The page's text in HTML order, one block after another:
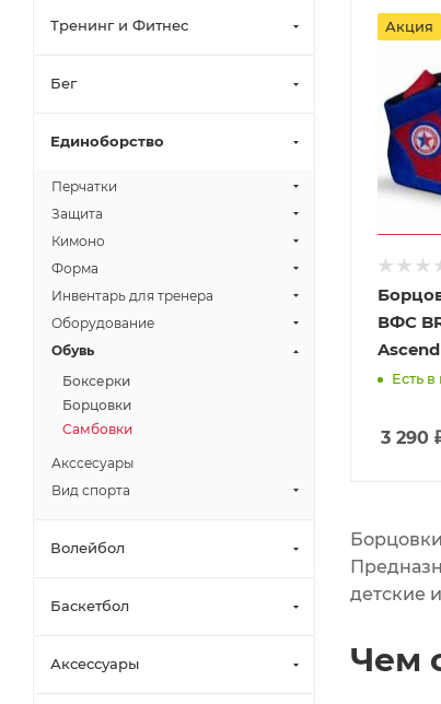
Акция
ВФС
Есть
3 290
детские
Чем
Тренинг и Фитнес
Бег
Единоборство
Перчатки
Защита
Кимоно
Форма
Инвентарь для тренера
Оборудование
Обувь
Боксерки
Борцовки
Самбовки
Акссесуары
Вид спорта
Волейбол
Баскетбол
Аксессуары